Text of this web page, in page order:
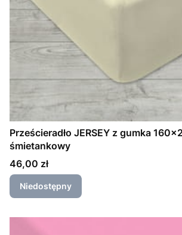
Prześcieradło JERSEY z gumka
śmietankowy
Cena
46,00 zł
Niedostępny